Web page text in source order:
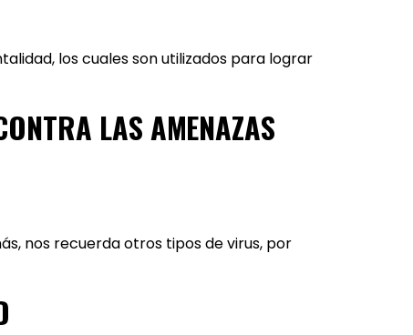
los cuales son utilizados para lograr
LAS AMENAZAS
nos recuerda otros tipos de virus, por